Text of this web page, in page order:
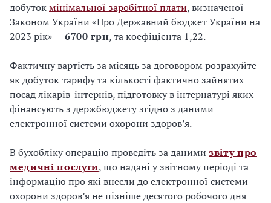
добутокмінімальної заробітної плати, визначеної
Законом України «Про Державний бюджет України на
2023 рік» —6700 грн, та коефіцієнта 1,22.
Фактичну вартість за місяць за договором розрахуйте
як добуток тарифу та кількості фактично зайнятих
посад лікарів-інтернів, підготовку в інтернатурі яких
фінансують з держбюджету згідно з даними
електронної системи охорони здоров’я.
В бухобліку операцію проведіть за даними звіту про
медичні послуги, що надані у звітному періоді та
інформацію про які внесли до електронної системи
охорони здоров’я не пізніше десятого робочого дня